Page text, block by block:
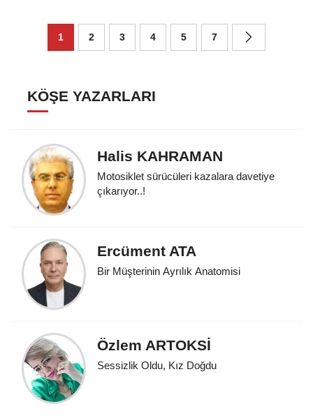
1 2 3 4 5 7
KÖŞE YAZARLARI
Halis KAHRAMAN
Motosiklet sürücüleri kazalara davetiye
çıkarıyor..!
Ercüment ATA
Bir Müşterinin Ayrılık Anatomisi
Özlem ARTOKSİ
Sessizlik Oldu, Kız Doğdu